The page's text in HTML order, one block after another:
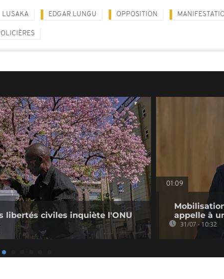
LUSAKA EDGAR LUNGU OPPOSITION
libertés civiles inquiète l'ONU
01:09
appelle à
31/07 - 10:32